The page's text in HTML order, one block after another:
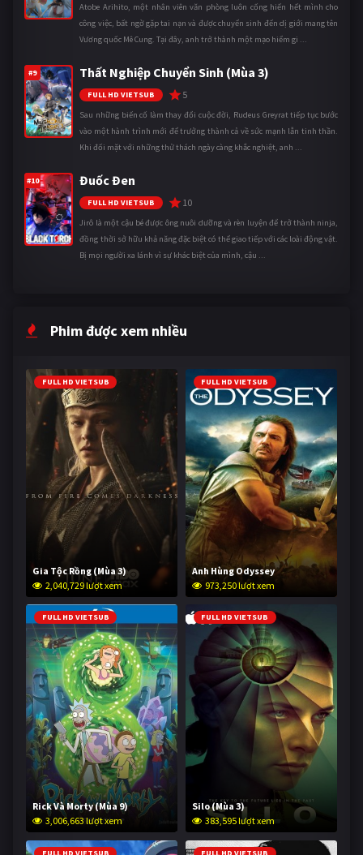
Atobe Arihito, một nhân viên văn phòng luôn cống hiến hết mình cho
công việc, bất ngờ gặp tai nạn và được chuyển sinh đến dị giới mang tên
Vương quốc Mê Cung. Tại đây, anh trở thành một mạo hiểm gi ...
#9 Thất Nghiệp Chuyển Sinh (Mùa 3)
FULL HD VIETSUB 5
Sau những biến cố làm thay đổi cuộc đời, Rudeus Greyrat tiếp tục bước
vào một hành trình mới để trưởng thành cả về sức mạnh lẫn tinh thần.
Khi đối mặt với những thử thách ngày càng khắc nghiệt, anh ...
#10 Đuốc Đen
FULL HD VIETSUB 10
Jirô là một cậu bé được ông nuôi dưỡng và rèn luyện để trở thành ninja,
đồng thời sở hữu khả năng đặc biệt có thể giao tiếp với các loài động vật.
Bị mọi người xa lánh vì sự khác biệt của mình, cậu ...
Phim được xem nhiều
FULL HD VIETSUB
Gia Tộc Rồng (Mùa 3)
2,040,729 lượt xem
FULL HD VIETSUB
Anh Hùng Odyssey
973,250 lượt xem
FULL HD VIETSUB
Rick Và Morty (Mùa 9)
3,006,663 lượt xem
FULL HD VIETSUB
Silo (Mùa 3)
383,595 lượt xem
FULL HD VIETSUB FULL HD VIETSUB